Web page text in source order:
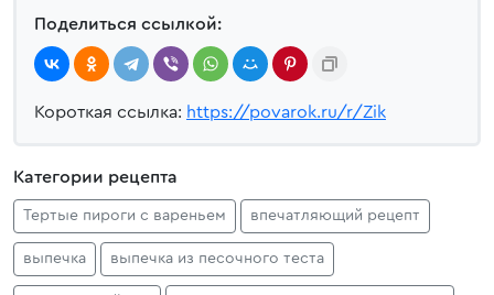
Поделиться ссылкой:
Короткая ссылка: https://povarok.ru/r/Zik
Категории рецепта
Тертые пироги с вареньем впечатляющий рецепт
выпечка выпечка из песочного теста